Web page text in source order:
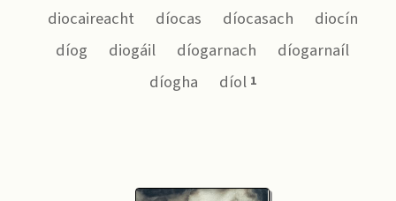
diocaireacht
díocas díocasach
diocín
díog
diogáil díogarnach
díogarnaíl
díogha
díol 1